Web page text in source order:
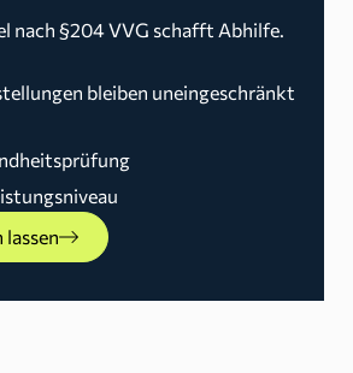
nach §204 VVG schafft Abhilfe.
bleiben uneingeschränkt